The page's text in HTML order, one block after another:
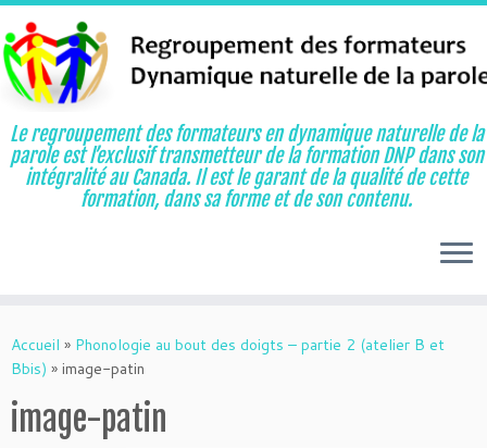
au
contenu
Le regroupement des formateurs en dynamique naturelle de la
parole est l’exclusif transmetteur de la formation DNP dans son
intégralité au Canada. Il est le garant de la qualité de cette
formation, dans sa forme et de son contenu.
Accueil » Phonologie au bout des doigts – partie 2 (atelier B et
Bbis) » image-patin
image-patin